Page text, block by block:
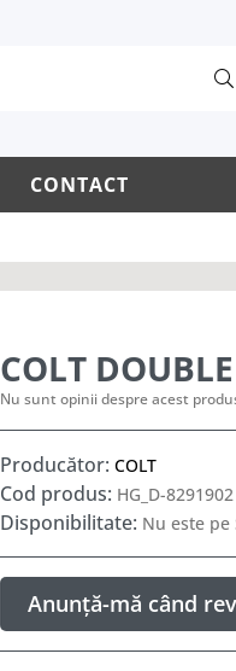
CONTACT
COLT
Nu sunt opinii despre acest
Producător: COLT
Cod produs: HG_D-8291902
Disponibilitate: Nu este pe
Anunță-mă când